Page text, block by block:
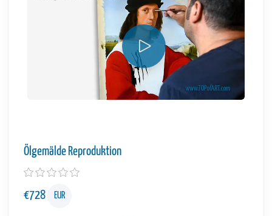
Ölgemälde Reproduktion
€728 EUR